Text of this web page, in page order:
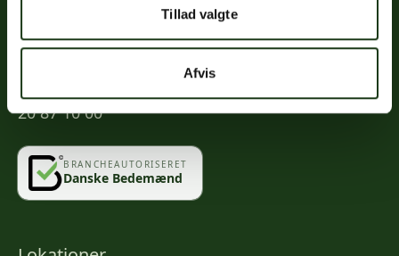
Tillad valgte
Afvis
Kontakt
info@vahlogwetche.dk
20 87 10 00
BRANCHEAUTORISERET
Danske Bedemænd